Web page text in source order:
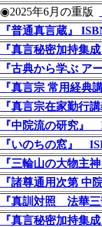
◉2025年6月の重版
『普通真言蔵』
『真言秘密加持集
『古典から学ぶ ア
『真言宗 常用経
『真言宗在家勤行
『中院流の研究』
『いのちの窓』
『三輪山の大物主
『諸尊通用次第 中
『真訓対照 法華
『真言秘密加持集